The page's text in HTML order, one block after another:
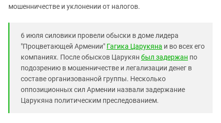
Южная Осетия
мошенничестве и уклонении от налогов.
6 июля силовики провели обыски в доме лидера
"Процветающей Армении" Гагика Царукяна и во всех его
компаниях. После обысков Царукян был задержан по
подозрению в мошенничестве и легализации денег в
составе организованной группы. Несколько
оппозиционных сил Армении назвали задержание
Царукяна политическим преследованием.